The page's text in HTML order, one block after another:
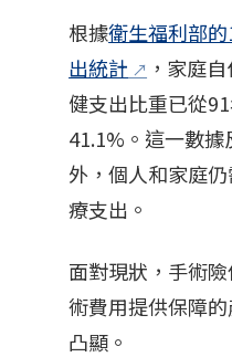
根據衛生福利部
出統計
，家庭
健支出比重已從
41.1%。這一數
外，個人和家庭
療支出。
面對現狀，手術
術費用提供保障
凸顯。